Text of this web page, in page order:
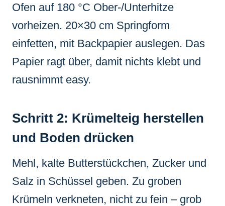
Ofen auf 180 °C Ober-/Unterhitze
vorheizen. 20×30 cm Springform
einfetten, mit Backpapier auslegen. Das
Papier ragt über, damit nichts klebt und
rausnimmt easy.
Schritt 2: Krümelteig herstellen
und Boden drücken
Mehl, kalte Butterstückchen, Zucker und
Salz in Schüssel geben. Zu groben
Krümeln verkneten, nicht zu fein – grob